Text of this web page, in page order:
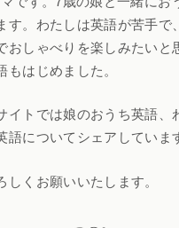
す。わたしは英語が苦手で
おしゃべりを楽しみたいと
もはじめました。
イトでは娘のおうち英語、
語についてシェアしていま
しくお願いいたします。